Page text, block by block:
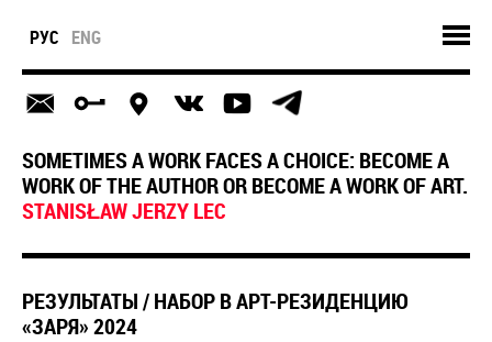
РУС ENG
SOMETIMES A WORK FACES A CHOICE: BECOME A
WORK OF THE AUTHOR OR BECOME A WORK OF ART.
STANISŁAW JERZY LEC
РЕЗУЛЬТАТЫ / НАБОР В АРТ-РЕЗИДЕНЦИЮ
«ЗАРЯ» 2024